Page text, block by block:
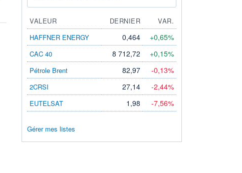
VALEUR DERNIER
VAR.
HAFFNER ENERGY
0,464 +0,65%
CAC 40 8 712,72 +0,15%
Pétrole Brent 82,97 -0,13%
2CRSI 27,14 -2,44%
EUTELSAT 1,98 -7,56%
Gérer mes listes